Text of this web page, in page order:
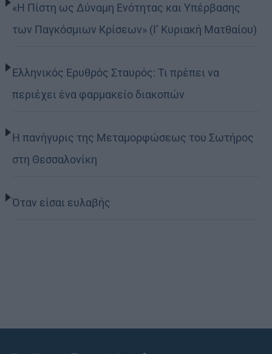
«Η Πίστη ως Δύναμη Ενότητας και Υπέρβασης
των Παγκόσμιων Κρίσεων» (Ι’ Κυριακή Ματθαίου)
Ελληνικός Ερυθρός Σταυρός: Τι πρέπει να
περιέχει ένα φαρμακείο διακοπών
Η πανήγυρις της Μεταμορφώσεως του Σωτήρος
στη Θεσσαλονίκη
Όταν είσαι ευλαβής